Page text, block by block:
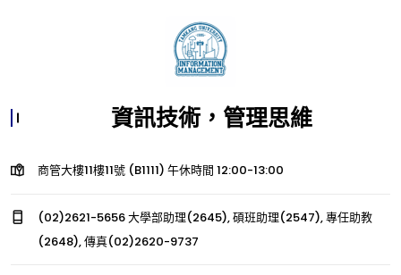
資訊技術，管理思維
商管大樓11樓11號 (B1111) 午休時間 12:00-13:00
(02)2621-5656 大學部助理(2645), 碩班助理(2547), 專任助教
(2648), 傳真(02)2620-9737